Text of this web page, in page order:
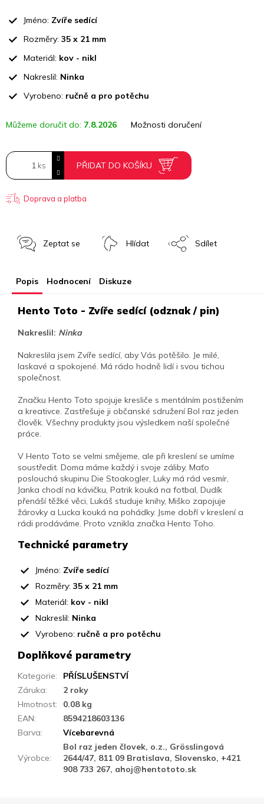
cena:
Můžeme doručit do: 7.8.2026 Možnosti doručení
PŘIDAT DO KOŠÍKU
Jméno: Zvíře sedící
Rozměry: 35 x 21 mm
Materiál: kov - nikl
Nakreslil: Ninka
Vyrobeno: ručně a pro potěchu
Doprava a platba
Zeptat se Hlídat Sdílet
Popis Hodnocení Diskuze
Hento Toto - Zvíře sedící (odznak / pin)
Nakreslil: Ninka
Nakreslila jsem Zvíře sedící, aby Vás potěšilo. Je milé,
laskavé a spokojené. Má rádo hodně lidí i svou tichou
společnost.
Značku Hento Toto spojuje kresliče s mentálním postižením
a kreativce. Zastřešuje ji občanské sdružení Bol raz jeden
člověk. Všechny produkty jsou výsledkem naší společné
práce.
V Hento Toto se velmi smějeme, ale při kreslení se umíme
soustředit. Doma máme každý i svoje záliby. Maťo
poslouchá skupinu Die Stoakogler, Luky má rád vesmír,
Janka chodí na kávičku, Patrik kouká na fotbal, Dudík
přenáší těžké věci, Lukáš studuje knihy, Miško zapojuje
žárovky a Lucka kouká na pohádky. Jsme dobří v kreslení a
rádi prodáváme. Proto vznikla značka Hento Toho.
Technické parametry
Jméno: Zvíře sedící
Rozměry: 35 x 21 mm
Materiál: kov - nikl
Nakreslil: Ninka
Vyrobeno: ručně a pro potěchu
Doplňkové parametry
Kategorie:
PŘÍSLUŠENSTVÍ
Záruka:
2 roky
Hmotnost:
0.08 kg
EAN:
8594218603136
Barva: Vícebarevná
Výrobce:
Bol raz jeden človek, o.z., Grösslingová
2644/47, 811 09 Bratislava, Slovensko, +421
908 733 267, ahoj@hentototo.sk